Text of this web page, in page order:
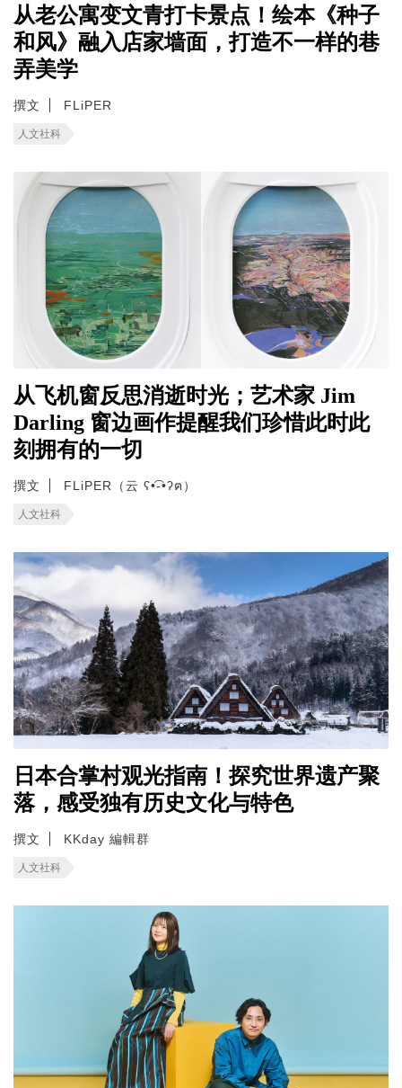
从老公寓变文青打卡景点！绘本《种子
和风》融入店家墙面，打造不一样的巷
弄美学
撰文 FLiPER
人文社科
从飞机窗反思消逝时光；艺术家 Jim
Darling 窗边画作提醒我们珍惜此时此
刻拥有的一切
撰文 FLiPER（云 ʕ•͡-•ʔฅ）
人文社科
日本合掌村观光指南！探究世界遗产聚
落，感受独有历史文化与特色
撰文 KKday 編輯群
人文社科